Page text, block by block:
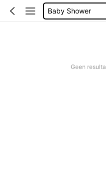
Baby Shower
Geen